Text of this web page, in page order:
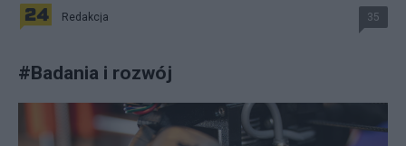
Redakcja 35
#Badania i rozwój